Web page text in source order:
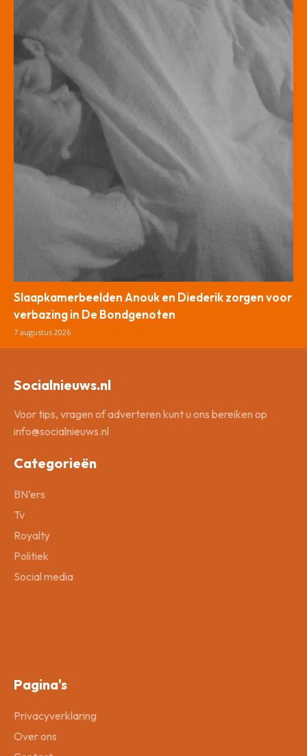
Slaapkamerbeelden Anouk en Diederik zorgen voor
verbazing in De Bondgenoten
7 augustus 2026
Socialnieuws.nl
Voor tips, vragen of adverteren kunt u ons bereiken op
info@socialnieuws.nl
Categorieën
BN’ers
Tv
Royalty
Politiek
Social media
Pagina's
Privacyverklaring
Over ons